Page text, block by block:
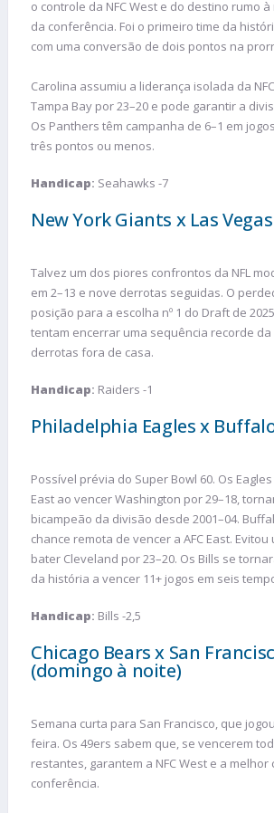
o controle da NFC West e do destino rumo
da conferência. Foi o primeiro time da
com uma conversão de dois pontos na
Carolina assumiu a liderança isolada da
Tampa Bay por 23–20 e pode garantir a
Os Panthers têm campanha de 6–1 em
três pontos ou menos.
Handicap: Seahawks -7
New York Giants x Las
Talvez um dos piores confrontos da NFL
em 2–13 e nove derrotas seguidas. O
posição para a escolha nº 1 do Draft de
tentam encerrar uma sequência recorde
derrotas fora de casa.
Handicap: Raiders -1
Philadelphia Eagles x
Possível prévia do Super Bowl 60. Os
East ao vencer Washington por 29–18,
bicampeão da divisão desde 2001–04.
chance remota de vencer a AFC East.
bater Cleveland por 23–20. Os Bills se
da história a vencer 11+ jogos em seis
Handicap: Bills -2,5
Chicago Bears x San
(domingo à noite)
Semana curta para San Francisco, que
feira. Os 49ers sabem que, se vencerem
restantes, garantem a NFC West e a melhor
conferência.